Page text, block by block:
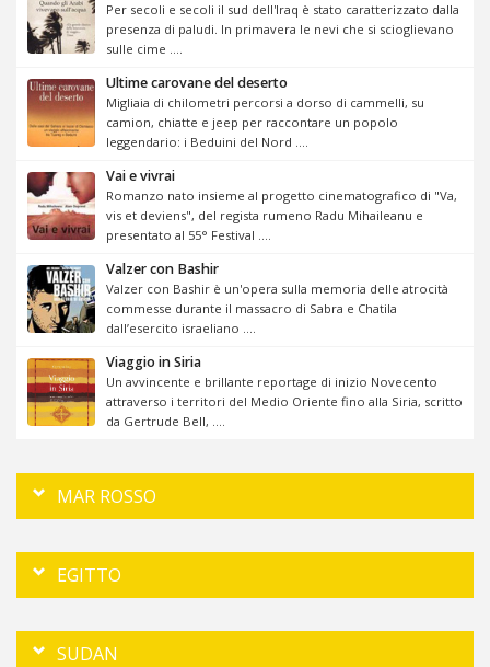
Per secoli e secoli il sud dell'Iraq è stato caratterizzato dalla
presenza di paludi. In primavera le nevi che si scioglievano
sulle cime ....
Ultime carovane del deserto
Migliaia di chilometri percorsi a dorso di cammelli, su
camion, chiatte e jeep per raccontare un popolo
leggendario: i Beduini del Nord ....
Vai e vivrai
Romanzo nato insieme al progetto cinematografico di "Va,
vis et deviens", del regista rumeno Radu Mihaileanu e
presentato al 55° Festival ....
Valzer con Bashir
Valzer con Bashir è un'opera sulla memoria delle atrocità
commesse durante il massacro di Sabra e Chatila
dall’esercito israeliano ....
Viaggio in Siria
Un avvincente e brillante reportage di inizio Novecento
attraverso i territori del Medio Oriente fino alla Siria, scritto
da Gertrude Bell, ....
MAR ROSSO
EGITTO
SUDAN